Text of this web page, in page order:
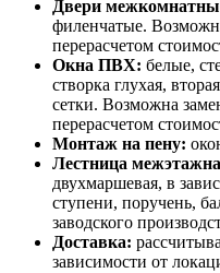
Двери
филенчатые.
перерасчетом
Окна ПВХ: белые,
створка глухая,
сетки. Возможна
перерасчетом
Монтаж на пену:
Лестница
двухмаршевая, в
ступени, поручень,
заводского
Доставка:
зависимости от